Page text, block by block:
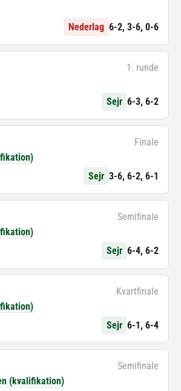
Nederlag 6-2, 3-6, 0-6
1. runde
Sejr 6-3, 6-2
Finale
Sejr 3-6, 6-2, 6-1
Semifinale
Sejr 6-4, 6-2
Kvartfinale
Sejr 6-1, 6-4
Semifinale
(kvalifikation)